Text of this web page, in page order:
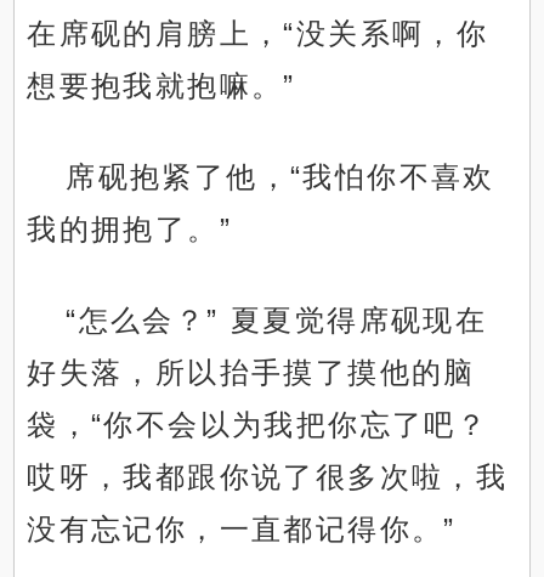
在席砚的肩膀上，“没关系啊，你
想要抱我就抱嘛。”
席砚抱紧了他，“我怕你不喜欢
我的拥抱了。”
“怎么会？” 夏夏觉得席砚现在
好失落，所以抬手摸了摸他的脑
袋，“你不会以为我把你忘了吧？
哎呀，我都跟你说了很多次啦，我
没有忘记你，一直都记得你。”